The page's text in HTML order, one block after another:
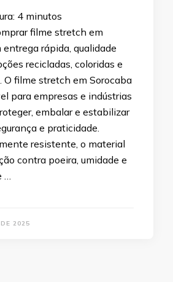
4 minutos
filme stretch em
entrega rápida, qualidade
recicladas, coloridas e
O filme stretch em Sorocaba
para empresas e indústrias
embalar e estabilizar
e praticidade.
resistente, o material
contra poeira, umidade e
2025